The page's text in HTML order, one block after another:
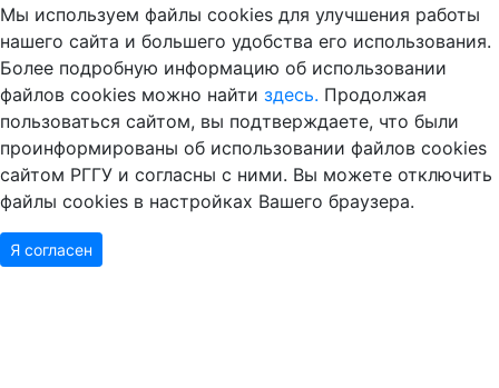
Мы используем файлы cookies для улучшения работы
нашего сайта и большего удобства его использования.
Более подробную информацию об использовании
файлов cookies можно найти здесь. Продолжая
пользоваться сайтом, вы подтверждаете, что были
проинформированы об использовании файлов cookies
сайтом РГГУ и согласны с ними. Вы можете отключить
файлы cookies в настройках Вашего браузера.
Я согласен